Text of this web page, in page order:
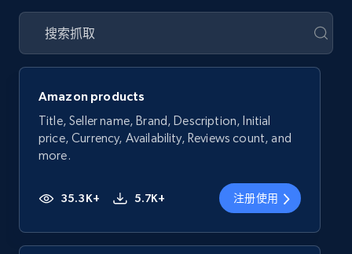
Amazon products
Title, Seller name, Brand, Description, Initial
price, Currency, Availability, Reviews count, and
more.
35.3K+ 5.7K+ 注册使用